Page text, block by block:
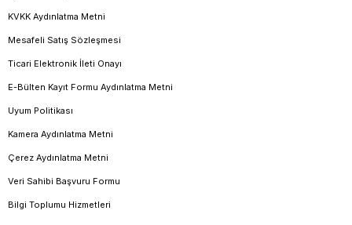
KVKK Aydınlatma Metni
Mesafeli Satış Sözleşmesi
Ticari Elektronik İleti Onayı
E-Bülten Kayıt Formu Aydınlatma Metni
Uyum Politikası
Kamera Aydınlatma Metni
Çerez Aydınlatma Metni
Veri Sahibi Başvuru Formu
Bilgi Toplumu Hizmetleri